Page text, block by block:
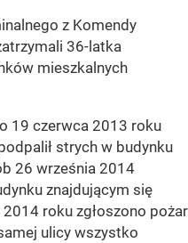
z Komendy
36-latka
mieszkalnych
19 czerwca 2013 roku
strych w budynku
26 września 2014
znajdującym się
roku zgłoszono pożar
ulicy wszystko